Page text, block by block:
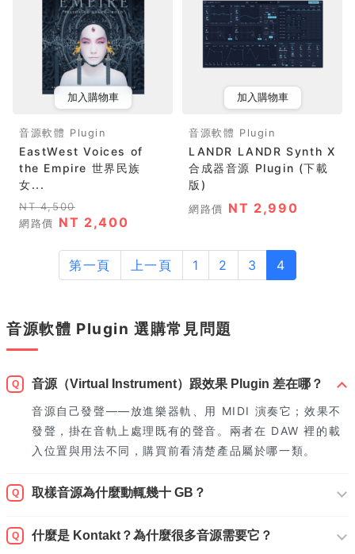
加入購物車
音源軟體 Plugin
EastWest Voices of
the Empire 世界民族
女...
NT 4,500
網路價 NT 2,400
加入購物車
音源軟體 Plugin
LANDR LANDR Synth X
合成器音源 Plugin (下載
版)
網路價 NT 2,990
第一頁 上一頁 1 2 3 4
音源軟體 Plugin 選購常見問題
Q
音源（Virtual Instrument）跟效果 Plugin 差在哪？
音源自己發聲——放進樂器軌、用 MIDI 演奏它；效果不
發聲，掛在音軌上處理既有的聲音。兩者在 DAW 裡的載
入位置與用法不同，購買前看清楚產品屬於哪一類。
Q 取樣音源為什麼動輒幾十 GB？
Q 什麼是 Kontakt？為什麼很多音源需要它？